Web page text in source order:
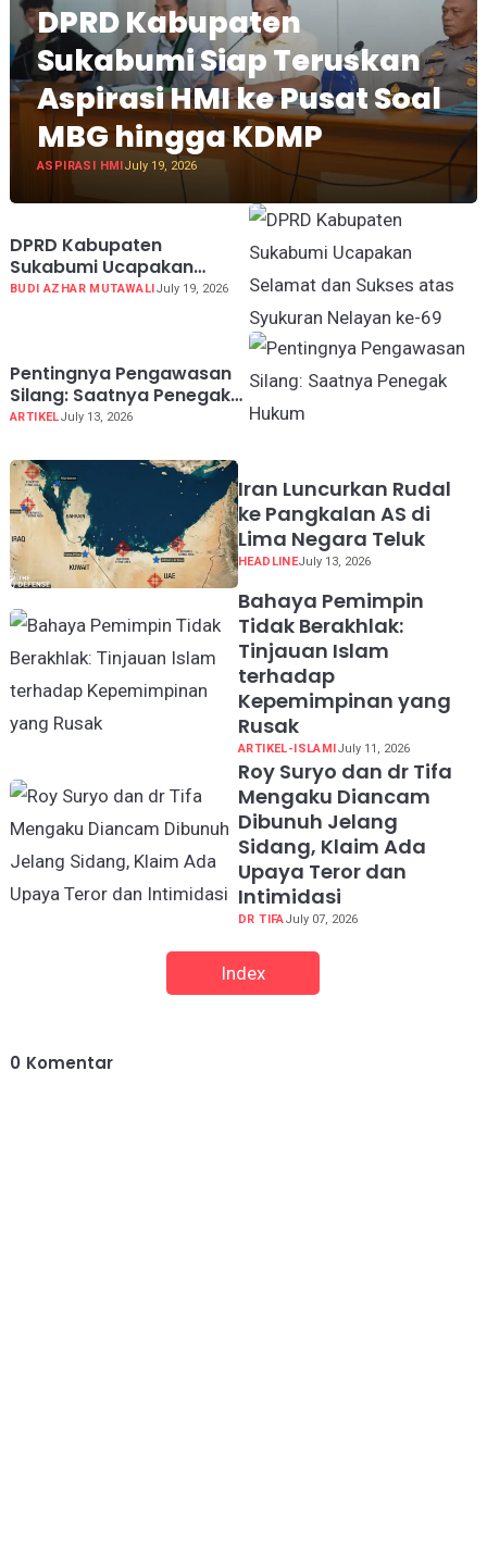
DPRD Kabupaten
Sukabumi Siap Teruskan
Aspirasi HMI ke Pusat Soal
MBG hingga KDMP
ASPIRASI HMIJuly 19, 2026
DPRD Kabupaten
Sukabumi Ucapakan
Selamat dan Sukses atas
BUDI AZHAR MUTAWALI July 19, 2026
Pentingnya Pengawasan
Silang: Saatnya Penegak
Hukum "Saling Tangkap"
ARTIKELJuly 13, 2026
Iran Luncurkan Rudal
ke Pangkalan AS di
Lima Negara Teluk
HEADLINEJuly 13, 2026
Bahaya Pemimpin
Tidak Berakhlak:
Tinjauan Islam
terhadap
Kepemimpinan yang
Rusak
ARTIKEL-ISLAMIJuly 11, 2026
Roy Suryo dan dr Tifa
Mengaku Diancam
Dibunuh Jelang
Sidang, Klaim Ada
Upaya Teror dan
Intimidasi
DR TIFAJuly 07, 2026
Index
0 Komentar